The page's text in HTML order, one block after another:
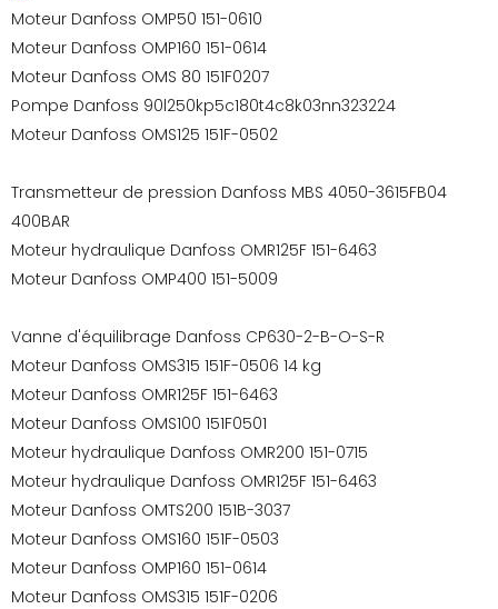
Moteur Danfoss OMP50 151-0610
Moteur Danfoss OMP160 151-0614
Moteur Danfoss OMS 80 151F0207
Pompe Danfoss 90l250kp5c180t4c8k03nn323224
Moteur Danfoss OMS125 151F-0502
Transmetteur de pression Danfoss MBS 4050-3615FB04
400BAR
Moteur hydraulique Danfoss OMR125F 151-6463
Moteur Danfoss OMP400 151-5009
Vanne d'équilibrage Danfoss CP630-2-B-O-S-R
Moteur Danfoss OMS315 151F-0506 14 kg
Moteur Danfoss OMR125F 151-6463
Moteur Danfoss OMS100 151F0501
Moteur hydraulique Danfoss OMR200 151-0715
Moteur hydraulique Danfoss OMR125F 151-6463
Moteur Danfoss OMTS200 151B-3037
Moteur Danfoss OMS160 151F-0503
Moteur Danfoss OMP160 151-0614
Moteur Danfoss OMS315 151F-0206